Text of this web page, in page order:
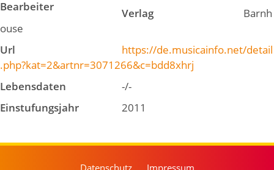
Bearbeiter
Verlag
Barnh
ouse
Url
https://de.musicainfo.net/detail
.php?kat=2&artnr=3071266&c=bdd8xhrj
Lebensdaten
-/-
Einstufungsjahr
2011
Datenschutz Impressum